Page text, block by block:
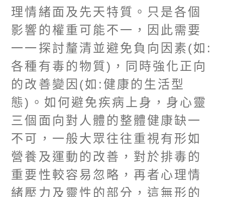
理情緒面及先天特質。只是各個
影響的權重可能不一，因此需要
一一探討釐清並避免負向因素(如 :
各種有毒的物質) ，同時強化正向
的改善變因 (如 : 健康的生活型
態) 。如何避免疾病上身，身心靈
三個面向對人體的整體健康缺一
不可，一般大眾往往重視有形如
營養及運動的改善，對於排毒的
重要性較容易忽略，再者心理情
緒壓力及靈性的部分，這無形的